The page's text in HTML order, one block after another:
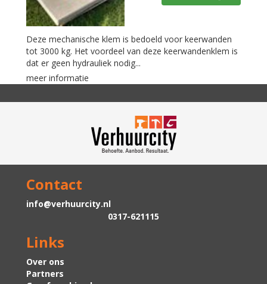
Deze mechanische klem is bedoeld voor keerwanden
tot 3000 kg. Het voordeel van deze keerwandenklem is
dat er geen hydrauliek nodig...
meer informatie
Contact
info@verhuurcity.nl
0317-621115
Links
Over ons
Partners